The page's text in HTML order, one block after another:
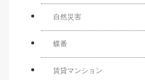
自然災害
蝶番
賃貸マンション